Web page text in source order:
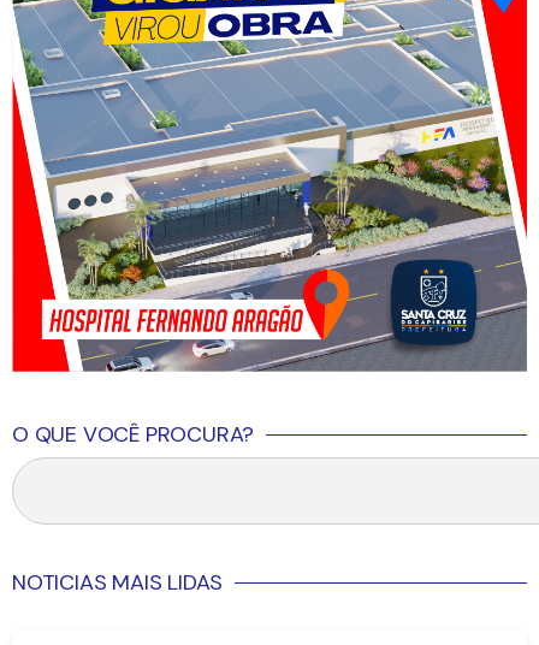
O QUE VOCÊ PROCURA?
NOTICIAS MAIS LIDAS